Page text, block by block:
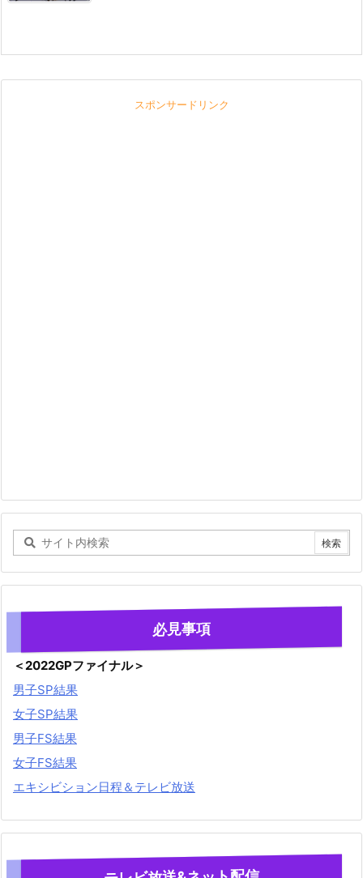
スポンサードリンク
必見事項
＜2022GPファイナル＞
男子SP結果
女子SP結果
男子FS結果
女子FS結果
エキシビション日程＆テレビ放送